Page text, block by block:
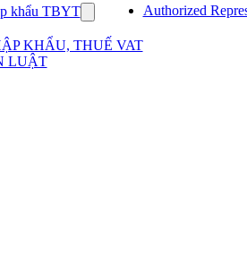
khẩu TBYT
submenu
for
Kinh
KHẨU, THUẾ VAT
LUẬT
Authorized